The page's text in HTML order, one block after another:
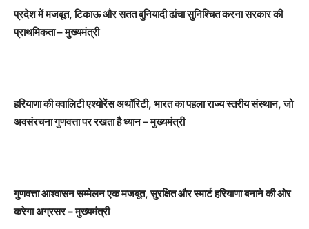
प्रदेश में मजबूत, टिकाऊ और सतत बुनियादी ढांचा सुनिश्चित करना सरकार की
प्राथमिकता – मुख्यमंत्री
हरियाणा की क्वालिटी एश्योरेंस अथॉरिटी, भारत का पहला राज्य स्तरीय संस्थान, जो
अवसंरचना गुणवत्ता पर रखता है ध्यान – मुख्यमंत्री
गुणवत्ता आश्वासन सम्मेलन एक मजबूत, सुरक्षित और स्मार्ट हरियाणा बनाने की ओर
करेगा अग्रसर – मुख्यमंत्री